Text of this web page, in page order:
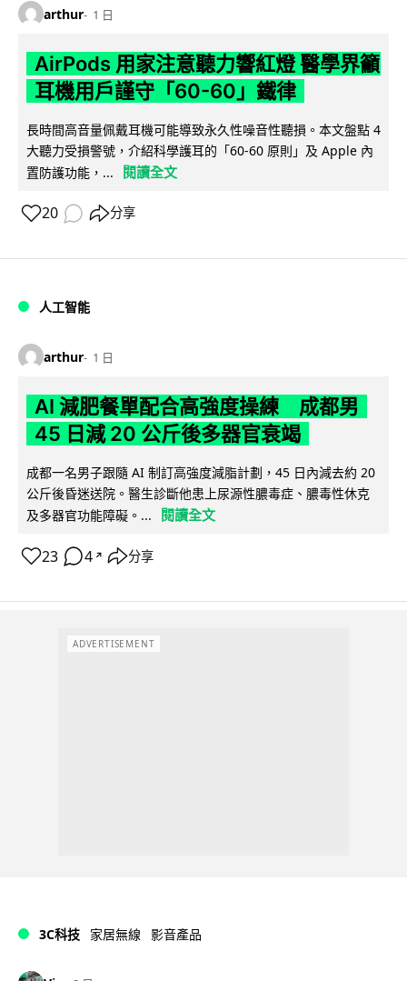
arthur 1 日
AirPods 用家注意聽力響紅燈 醫學界籲
耳機用戶謹守「60-60」鐵律
長時間高音量佩戴耳機可能導致永久性噪音性聽損。本文盤點 4
大聽力受損警號，介紹科學護耳的「60-60 原則」及 Apple 內
置防護功能，...
閱讀全文
20 分享
人工智能
arthur 1 日
AI 減肥餐單配合高強度操練 成都男
45 日減 20 公斤後多器官衰竭
成都一名男子跟隨 AI 制訂高強度減脂計劃，45 日內減去約 20
公斤後昏迷送院。醫生診斷他患上尿源性膿毒症、膿毒性休克
及多器官功能障礙。...
閱讀全文
23 4 ↗ 分享
ADVERTISEMENT
3C科技 家居無線 影音產品